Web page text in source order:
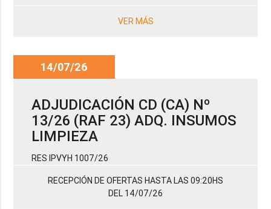
VER MÁS
14/07/26
ADJUDICACIÓN CD (CA) Nº
13/26 (RAF 23) ADQ. INSUMOS
LIMPIEZA
RES IPVYH 1007/26
RECEPCIÓN DE OFERTAS HASTA LAS 09:20HS
DEL 14/07/26